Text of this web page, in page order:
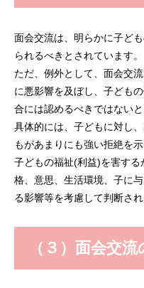
面会交流は、明らかに子ど
られるべきとされています。
ただ、例外として、面会交
に悪影響を及ぼし、子ども
合には認めるべきではない
具体的には、子どもに対し
もがあまりにも強い拒絶を
子どもの福祉(利益)を害す
格、意思、生活環境、子に
る影響等を考慮して判断され
（３）面会交